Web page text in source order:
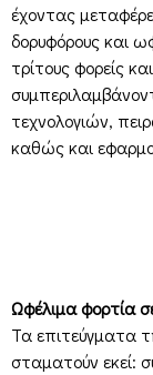
έχοντας
δορυφόρους και
τρίτους φορείς
τεχνολογιών,
καθώς και
Ωφέλιμα φορτία
Τα επιτεύγματα
σταματούν εκεί: